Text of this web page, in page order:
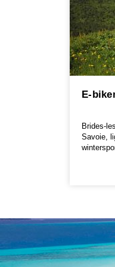
E-
Brides-
Savoie,